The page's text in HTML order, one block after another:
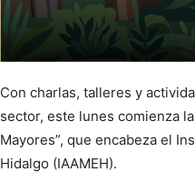
Con charlas, talleres y
sector, este lunes comienza
Mayores”, que encabeza el
Hidalgo (IAAMEH).